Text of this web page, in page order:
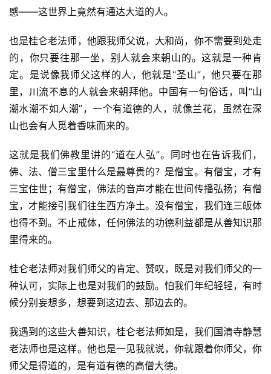
八
僧
音
高
僧
访
谈
心
乐
菩
提
专
公
益
善
佛
感——这世界上竟然有通达大道的人。
也是桂仑老法师，他跟我师父说，大和尚，你不需要到处走
的，你只要往那一坐，别人就会来朝山的。这就是一种肯
定。是说像我师父这样的人，他就是“圣山”，他只要在那
里，川流不息的人就会来朝拜他。中国有一句俗话，叫“山
潮水潮不如人潮”，一个有道德的人，就像兰花，虽然在深
山也会有人觅着香味而来的。
这就是我们佛教里讲的“道在人弘”。同时也在告诉我们，
佛、法、僧三宝里什么是最尊贵的？是僧宝。有僧宝，才有
三宝住世；有僧宝，佛法的音声才能在世间传播弘扬；有僧
宝，才能接引我们往生西方净土。没有僧宝，我们连三皈体
也得不到。不止戒体，任何佛法的功德利益都是从善知识那
里得来的。
桂仑老法师对我们师父的肯定、赞叹，既是对我们师父的一
种认可，实际上也是对我们的鼓励。怕我们年纪轻轻，有时
候分别妄想多，想要到这边去、那边去的。
我遇到的这些大善知识，桂仑老法师如是，我们国清寺静慧
老法师也是这样。他也是一见我就说，你就跟着你师父，你
师父是得道的，是有道有德的高僧大德。